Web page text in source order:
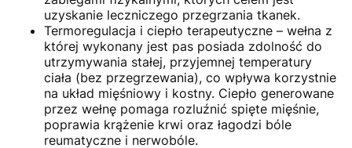
uzyskanie leczniczego przegrzania tkanek.
Termoregulacja i ciepło terapeutyczne – wełna z
której wykonany jest pas posiada zdolność do
utrzymywania stałej, przyjemnej temperatury
ciała (bez przegrzewania), co wpływa korzystnie
na układ mięśniowy i kostny. Ciepło generowane
przez wełnę pomaga rozluźnić spięte mięśnie,
poprawia krążenie krwi oraz łagodzi bóle
reumatyczne i nerwobóle.